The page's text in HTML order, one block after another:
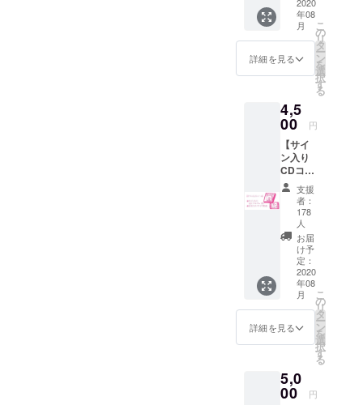
・イベント
や店頭での
MC
頭作例製作
・模型製作
スペース
まっぷの作
成、広報
幅広い活動
内容で多面
的にプラモ
デルの楽し
さを伝え続
ける
日本全国を
駆け巡るプ
ラモデルの
広告塔とし
います。
ロロギ
オ」 1
枚 （送
料込み
の価格
です）
2020
年08
月
詳細を見る
こ
の
リ
タ
ー
ン
を
選
択
す
る
4,5
00 円
【サイ
ン入り
CDコー
ス】 ・
【サイ
ン入
り】香
坂きの
オリジ
ナルCD
アルバ
ム「イ
メロロ
ギオ」
1枚 ・
画 限
定視聴
支援
者：
178
人
お届
け予
定：
2020
年08
月
詳細を見る
こ
の
リ
タ
ー
ン
を
選
択
す
る
5,0
00 円